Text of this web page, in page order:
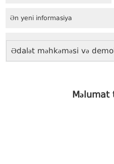
Ədalət məhkəməsi və
Ən yeni informasiya
Məlumat